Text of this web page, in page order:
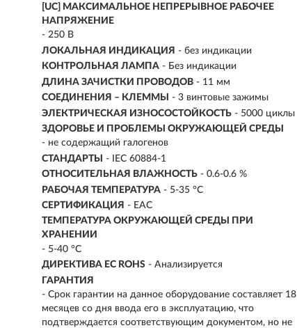
[UC] МАКСИМАЛЬНОЕ НЕПРЕРЫВНОЕ РАБОЧЕЕ
НАПРЯЖЕНИЕ
- 250 В
ЛОКАЛЬНАЯ ИНДИКАЦИЯ - без индикации
КОНТРОЛЬНАЯ ЛАМПА - Без индикации
ДЛИНА ЗАЧИСТКИ ПРОВОДОВ - 11 мм
СОЕДИНЕНИЯ – КЛЕММЫ
- 3 винтовые зажимы
ЭЛЕКТРИЧЕСКАЯ ИЗНОСОСТОЙКОСТЬ - 5000 циклы
ЗДОРОВЬЕ И ПРОБЛЕМЫ ОКРУЖАЮЩЕЙ СРЕДЫ
- не содержащий галогенов
СТАНДАРТЫ
- IEC 60884-1
ОТНОСИТЕЛЬНАЯ ВЛАЖНОСТЬ - 0.6-0.6 %
РАБОЧАЯ ТЕМПЕРАТУРА - 5-35 °C
СЕРТИФИКАЦИЯ - EAC
ТЕМПЕРАТУРА ОКРУЖАЮЩЕЙ СРЕДЫ ПРИ
ХРАНЕНИИ
- 5-40 °C
ДИРЕКТИВА EC ROHS - Анализируется
ГАРАНТИЯ
- Срок гарантии на данное оборудование составляет 18
месяцев со дня ввода его в эксплуатацию, что
подтверждается соответствующим документом, но не